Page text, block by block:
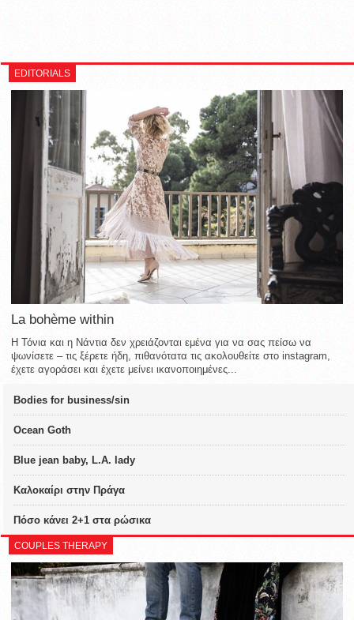
EDITORIALS
La bohème within
Η Τόνια και η Νάντια δεν χρειάζονται εμένα για να σας πείσω να
ψωνίσετε – τις ξέρετε ήδη, πιθανότατα τις ακολουθείτε στο instagram,
έχετε αγοράσει και έχετε μείνει ικανοποιημένες...
Bodies for business/sin
Ocean Goth
Blue jean baby, L.A. lady
Καλοκαίρι στην Πράγα
Πόσο κάνει 2+1 στα ρώσικα
COUPLES THERAPY